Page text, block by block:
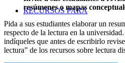
RECURSOS PARA
resúmenes o mapas
Pida a sus estudiantes elaborar un
respecto de la lectura en la
indíqueles que antes de escribirlo
lectura” de los recursos sobre lectura